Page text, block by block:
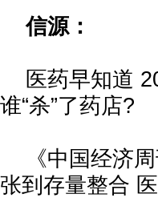
信源：
医药早知道
谁“杀”了药店?
《中国经济周
张到存量整合